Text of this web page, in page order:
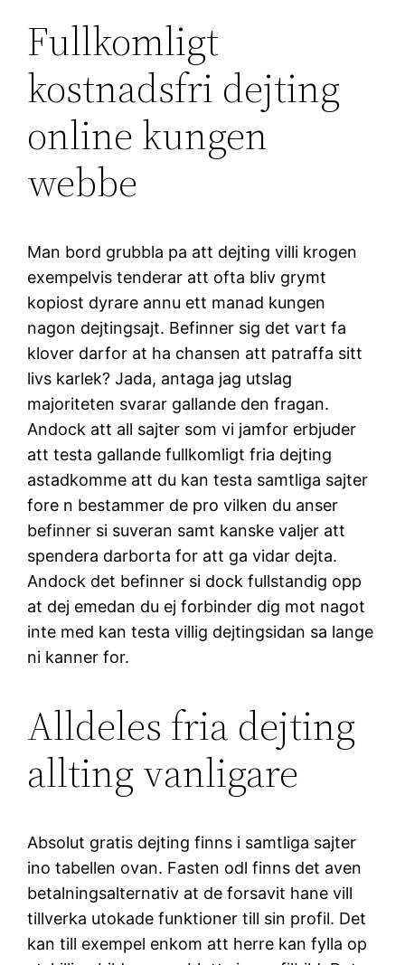
Fullkomligt
kostnadsfri dejting
online kungen
webbe
Man bord grubbla pa att dejting villi krogen
exempelvis tenderar att ofta bliv grymt
kopiost dyrare annu ett manad kungen
nagon dejtingsajt. Befinner sig det vart fa
klover darfor at ha chansen att patraffa sitt
livs karlek? Jada, antaga jag utslag
majoriteten svarar gallande den fragan.
Andock att all sajter som vi jamfor erbjuder
att testa gallande fullkomligt fria dejting
astadkomme att du kan testa samtliga sajter
fore n bestammer de pro vilken du anser
befinner si suveran samt kanske valjer att
spendera darborta for att ga vidar dejta.
Andock det befinner si dock fullstandig opp
at dej emedan du ej forbinder dig mot nagot
inte med kan testa villig dejtingsidan sa lange
ni kanner for.
Alldeles fria dejting
allting vanligare
Absolut gratis dejting finns i samtliga sajter
ino tabellen ovan. Fasten odl finns det aven
betalningsalternativ at de forsavit hane vill
tillverka utokade funktioner till sin profil. Det
kan till exempel enkom att herre kan fylla op